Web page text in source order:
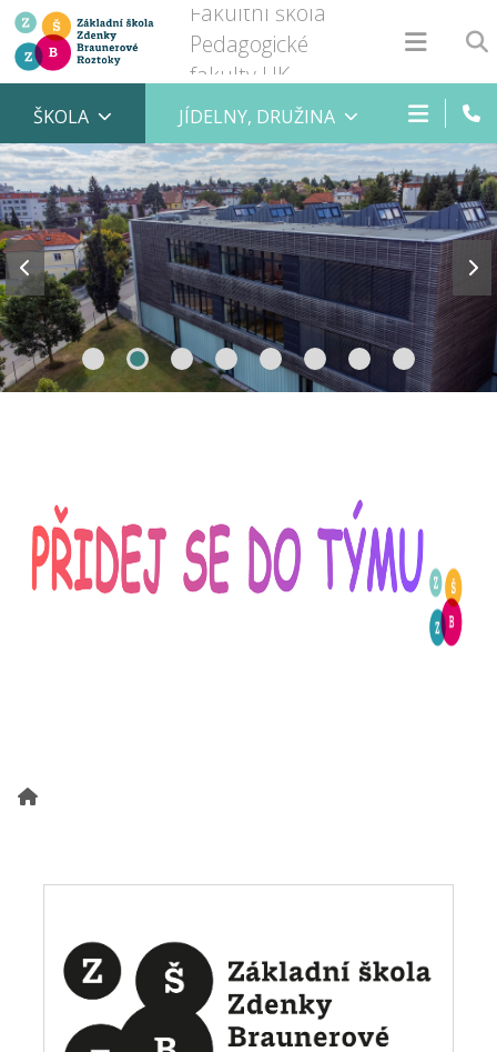
Fakultní škola
Pedagogické
fakulty UK
ŠKOLA JÍDELNY, DRUŽINA